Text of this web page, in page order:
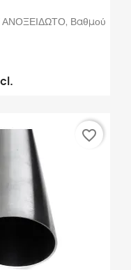
ΑΝΟΞΕΙΔΩΤΟ, Βαθμού
favorite_border